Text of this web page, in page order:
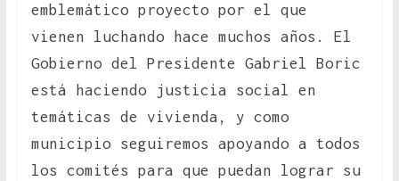
emblemático proyecto por el que
vienen luchando hace muchos años. El
Gobierno del Presidente Gabriel Boric
está haciendo justicia social en
temáticas de vivienda, y como
municipio seguiremos apoyando a todos
los comités para que puedan lograr su